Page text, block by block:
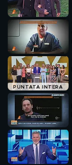
PUNTATA INTERA